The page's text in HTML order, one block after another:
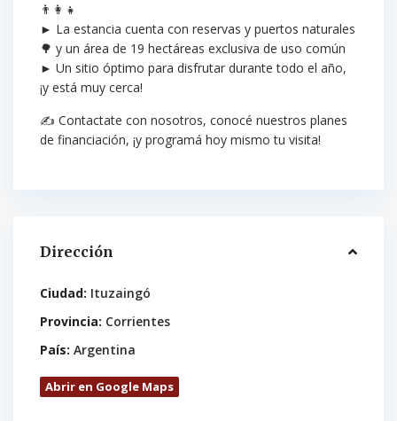
👨‍👩‍👧
► La estancia cuenta con reservas y puertos naturales
🌳 y un área de 19 hectáreas exclusiva de uso común
► Un sitio óptimo para disfrutar durante todo el año,
¡y está muy cerca!
✍ Contactate con nosotros, conocé nuestros planes
de financiación, ¡y programá hoy mismo tu visita!
Dirección
Ciudad: Ituzaingó
Provincia: Corrientes
País: Argentina
Abrir en Google Maps